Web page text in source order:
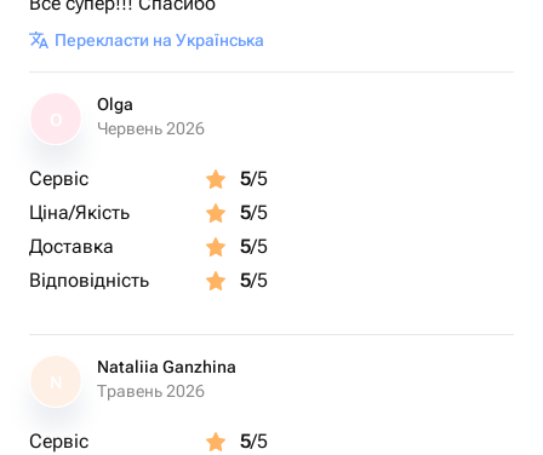
Перекласти на Українська
Olga
Червень 2026
Сервіс 5/5
Ціна/Якість
5/5
Доставка
5/5
Відповідність
5/5
N
Nataliia Ganzhina
Травень 2026
Сервіс 5/5